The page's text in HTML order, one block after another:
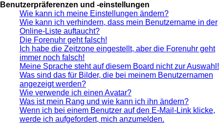
Benutzerpräferenzen und -einstellungen
Wie kann ich meine Einstellungen ändern?
Wie kann ich verhindern, dass mein Benutzername in der
Online-Liste auftaucht?
Die Forenuhr geht falsch!
Ich habe die Zeitzone eingestellt, aber die Forenuhr geht
immer noch falsch!
Meine Sprache steht auf diesem Board nicht zur Auswahl!
Was sind das für Bilder, die bei meinem Benutzernamen
angezeigt werden?
Wie verwende ich einen Avatar?
Was ist mein Rang und wie kann ich ihn ändern?
Wenn ich bei einem Benutzer auf den E-Mail-Link klicke,
werde ich aufgefordert, mich anzumelden.